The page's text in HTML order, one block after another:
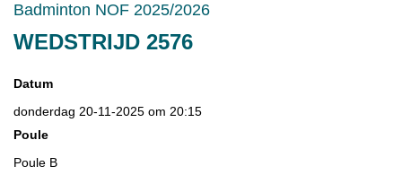
Badminton NOF 2025/2026
WEDSTRIJD 2576
Datum
donderdag 20-11-2025 om 20:15
Poule
Poule B